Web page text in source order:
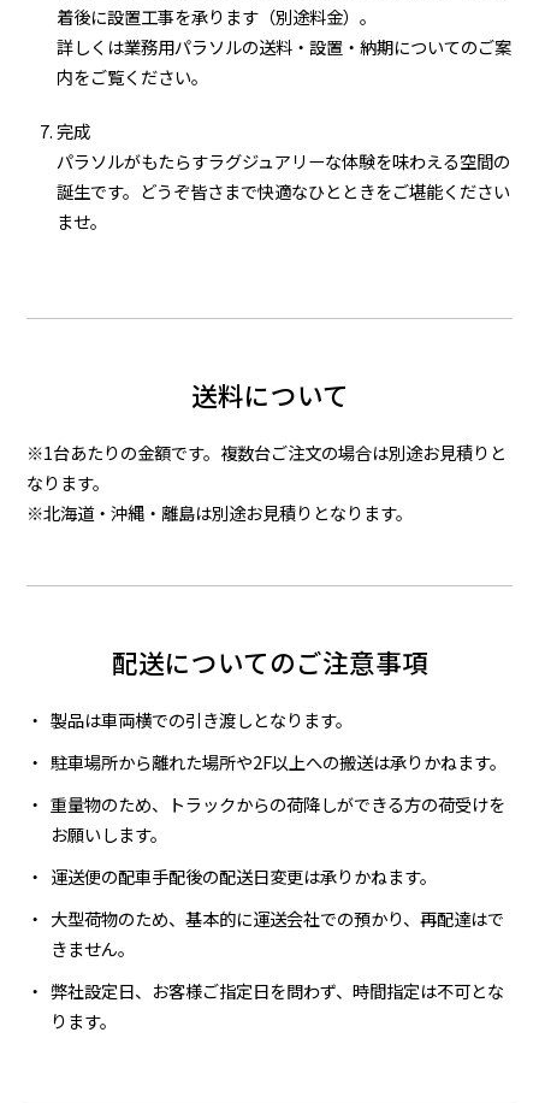
着後に設置工事を承ります（別途料金）。
詳しくは業務用パラソルの送料・設置・納期についてのご案
内をご覧ください。
完成
パラソルがもたらすラグジュアリーな体験を味わえる空間の
誕生です。どうぞ皆さまで快適なひとときをご堪能ください
ませ。
送料について
※1台あたりの金額です。複数台ご注文の場合は別途お見積りと
なります。
※北海道・沖縄・離島は別途お見積りとなります。
配送についてのご注意事項
製品は車両横での引き渡しとなります。
駐車場所から離れた場所や2F以上への搬送は承りかねます。
重量物のため、トラックからの荷降しができる方の荷受けを
お願いします。
運送便の配車手配後の配送日変更は承りかねます。
大型荷物のため、基本的に運送会社での預かり、再配達はで
きません。
弊社設定日、お客様ご指定日を問わず、時間指定は不可とな
ります。